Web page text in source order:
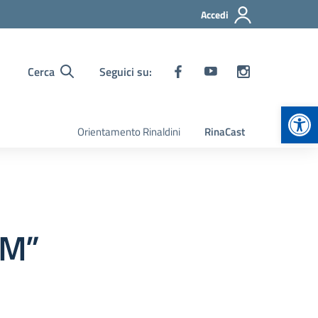
Accedi
Cerca Seguici su:
Orientamento Rinaldini RinaCast